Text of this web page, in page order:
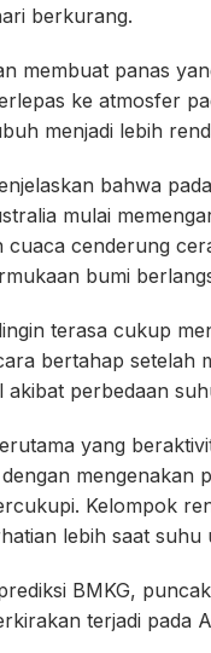
berkurang.
membuat panas
ke atmosfer
menjadi lebih
bahwa
mulai
cuaca cenderung
bumi
terasa cukup
bertahap setelah
akibat perbedaan
yang
mengenakan
Kelompok
lebih saat suhu
BMKG,
terjadi pada